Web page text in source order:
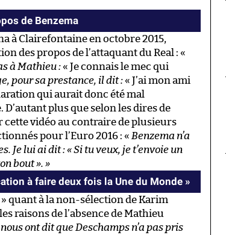
de Benzema
à Clairefontaine en octobre 2015,
des propos de l’attaquant du Real : «
à Mathieu : « Je connais le mec qui
pour sa prestance, il dit : « J’ai mon ami
qui aurait donc été mal
plus que selon les dires de
vidéo au contraire de plusieurs
pour l’Euro 2016 : « Benzema n’a
Je lui ai dit : « Si tu veux, je t’envoie un
bout ». »
à faire deux fois la Une du Monde »
» quant à la non-sélection de Karim
raisons de l’absence de Mathieu
ont dit que Deschamps n’a pas pris